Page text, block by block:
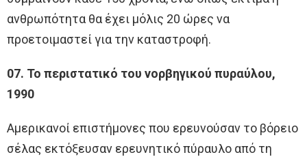
ανθρωπότητα θα έχει μόλις 20 ώρες να
προετοιμαστεί για την καταστροφή.
07. Το περιστατικό του νορβηγικού πυραύλου,
1990
Αμερικανοί επιστήμονες που ερευνούσαν το βόρειο
σέλας εκτόξευσαν ερευνητικό πύραυλο από τη